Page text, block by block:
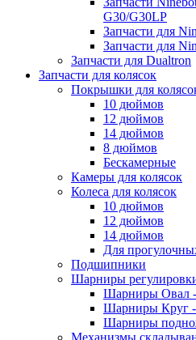
G30/G30LP
Запчасти для
Запчасти для
Запчасти для Dualtron
Запчасти для колясок
Покрышки для
10 дюймов
12 дюймов
14 дюймов
8 дюймов
Бескамерные
Камеры для колясок
Колеса для колясок
10 дюймов
12 дюймов
14 дюймов
Для
Подшипники
Шарниры
Шарниры Овал
Шарниры Круг
Шарниры
Механизмы